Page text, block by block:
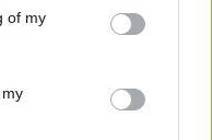
of my
με
χαμηλότερο